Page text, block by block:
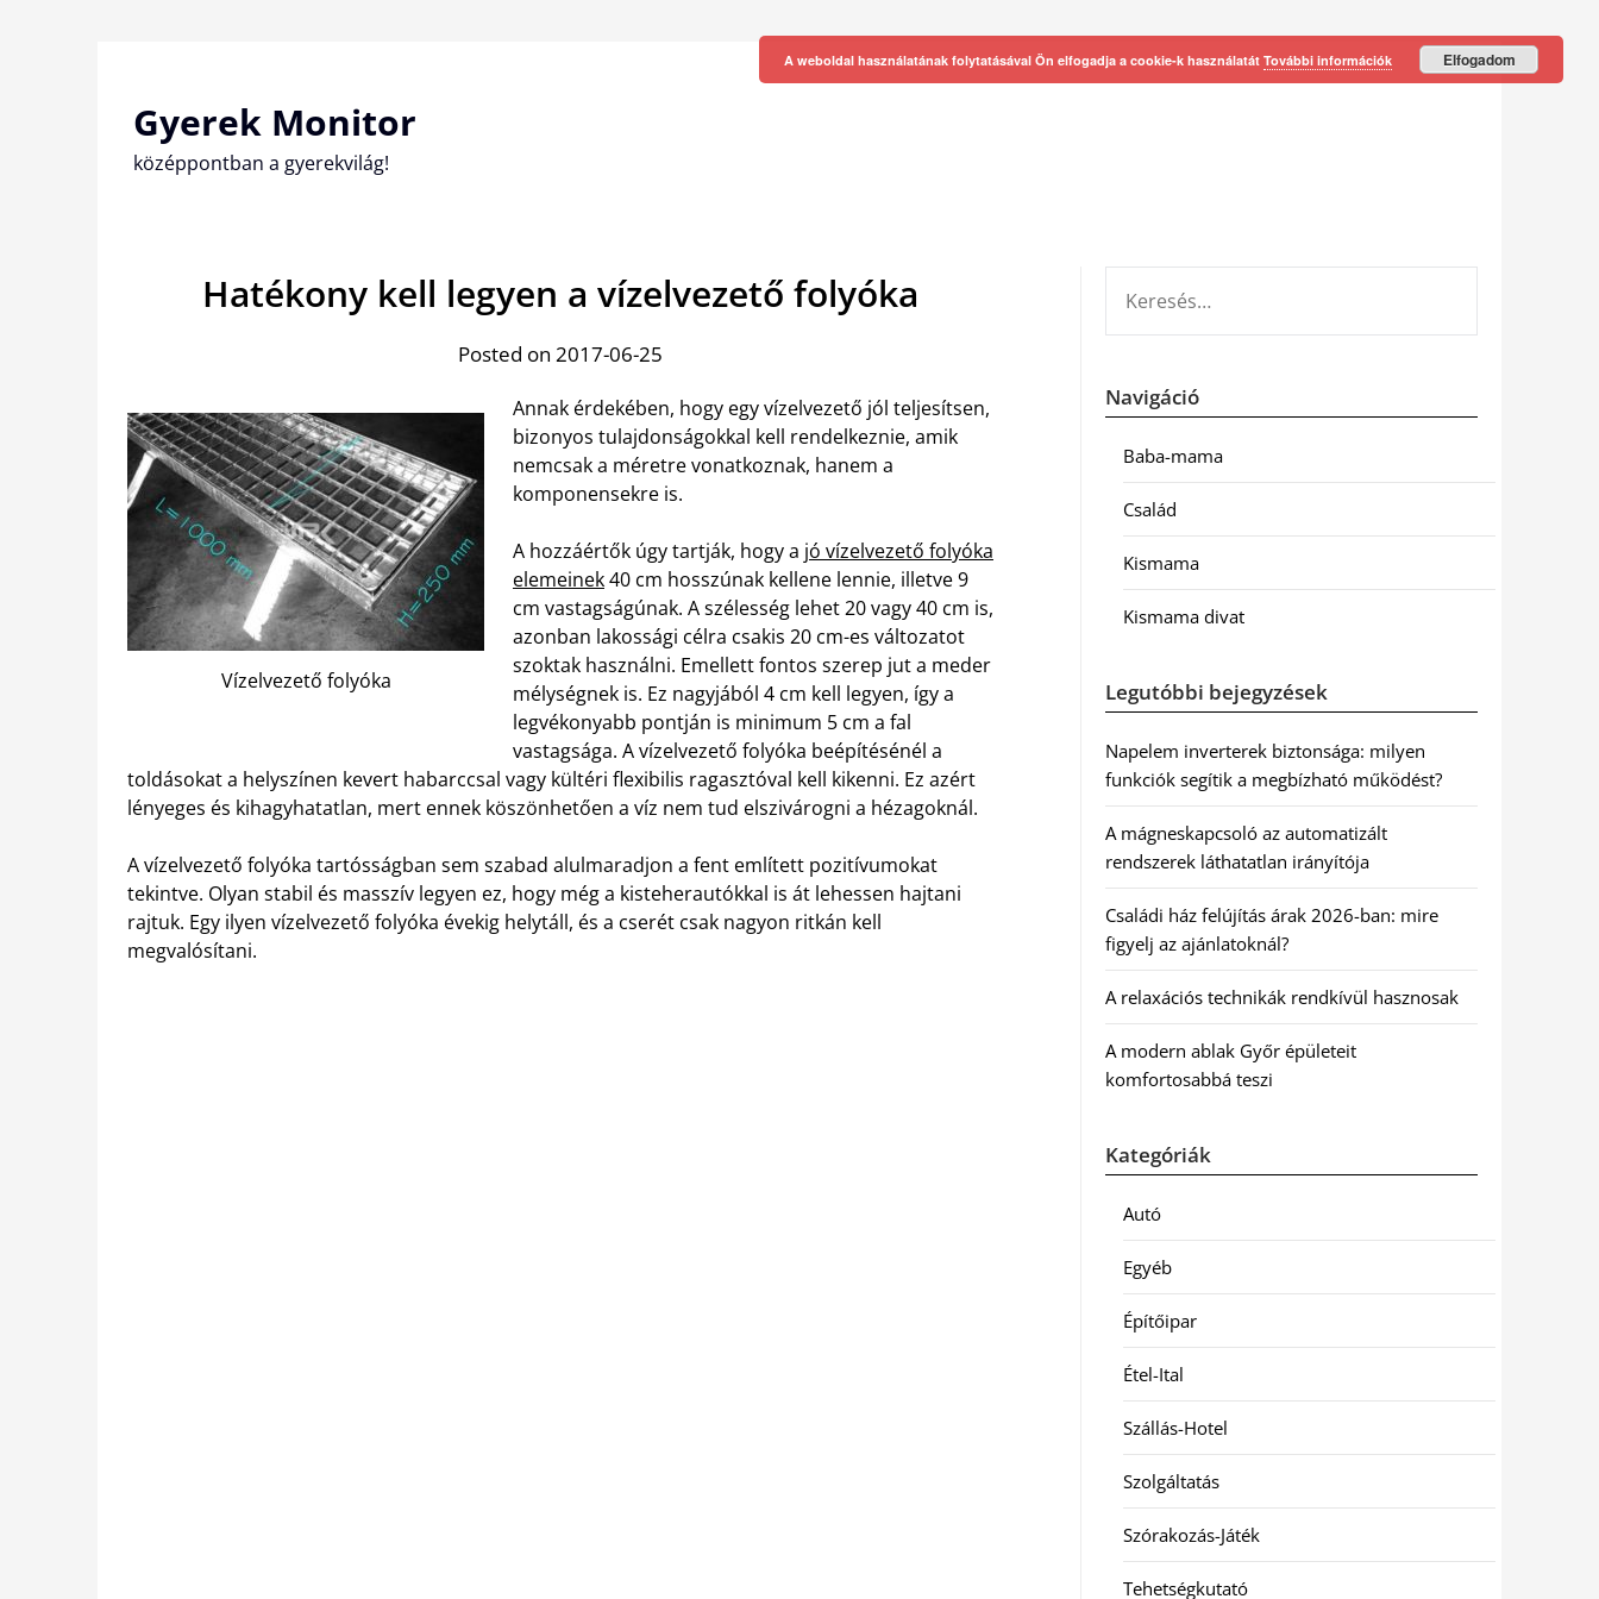
Gyerek Monitor
középpontban a gyerekvilág!
Hatékony kell legyen a vízelvezető folyóka
Posted on 2017-06-25
Vízelvezető folyóka
Annak érdekében, hogy egy vízelvezető jól teljesítsen,
bizonyos tulajdonságokkal kell rendelkeznie, amik
nemcsak a méretre vonatkoznak, hanem a
komponensekre is.
A hozzáértők úgy tartják, hogy a jó vízelvezető folyóka
elemeinek40 cm hosszúnak kellene lennie, illetve 9
cm vastagságúnak. A szélesség lehet 20 vagy 40 cm is,
azonban lakossági célra csakis 20 cm-es változatot
szoktak használni. Emellett fontos szerep jut a meder
mélységnek is. Ez nagyjából 4 cm kell legyen, így a
legvékonyabb pontján is minimum 5 cm a fal
vastagsága. A vízelvezető folyóka beépítésénél a
toldásokat a helyszínen kevert habarccsal vagy kültéri flexibilis ragasztóval kell kikenni. Ez azért
lényeges és kihagyhatatlan, mert ennek köszönhetően a víz nem tud elszivárogni a hézagoknál.
A vízelvezető folyóka tartósságban sem szabad alulmaradjon a fent említett pozitívumokat
tekintve. Olyan stabil és masszív legyen ez, hogy még a kisteherautókkal is át lehessen hajtani
rajtuk. Egy ilyen vízelvezető folyóka évekig helytáll, és a cserét csak nagyon ritkán kell
megvalósítani.
Navigáció
Baba-mama
Család
Kismama
Kismama divat
Legutóbbi bejegyzések
Napelem inverterek biztonsága: milyen
funkciók segítik a megbízható működést?
A mágneskapcsoló az automatizált
rendszerek láthatatlan irányítója
Családi ház felújítás árak 2026-ban: mire
figyelj az ajánlatoknál?
A relaxációs technikák rendkívül hasznosak
A modern ablak Győr épületeit
komfortosabbá teszi
Kategóriák
Autó
Egyéb
Építőipar
Étel-Ital
Szállás-Hotel
Szolgáltatás
Szórakozás-Játék
Tehetségkutató
A weboldal használatának folytatásával Ön elfogadja a cookie-k használatát További információk Elfogadom